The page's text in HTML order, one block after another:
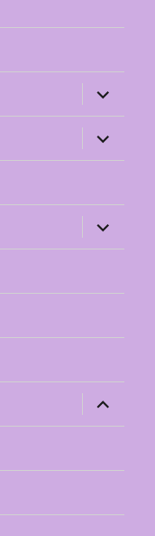
anzeigen
anzeigen
anzeigen
anzeigen